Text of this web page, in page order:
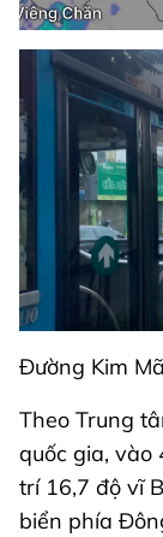
Đường Kim
Theo Trung
quốc gia, vào
trí 16,7 độ vĩ
biển phía